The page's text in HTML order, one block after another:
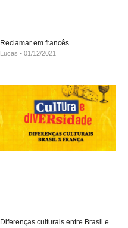
Reclamar em francês
Lucas 01/12/2021
Diferenças culturais entre Brasil e